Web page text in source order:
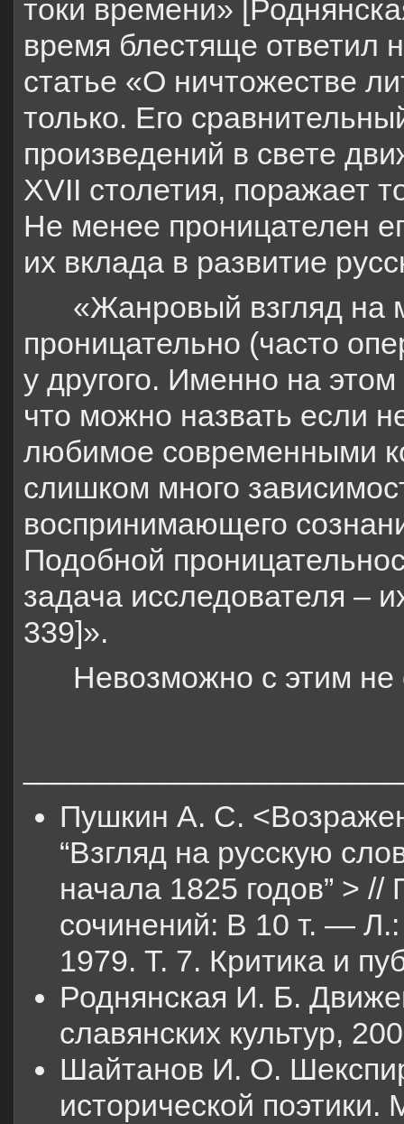
токи времени»
время блестяще ответил
статье «О ничтожестве
только. Его
произведений в свете
XVII столетия, поражает
Не менее проницателен
их вклада в развитие
«Жанровый взгляд на
проницательно (часто
у другого. Именно на
что можно назвать если
любимое современными
слишком много
воспринимающего
Подобной
задача исследователя –
339]».
Невозможно с этим не
Пушкин А. С.
“Взгляд на русскую
начала 1825 годов” >
сочинений: В 10 т. —
1979. Т. 7. Критика и
Роднянская И. Б.
славянских культур,
Шайтанов И. О.
исторической поэтики.